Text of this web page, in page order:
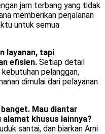
jam terbang yang tidak
memberikan perjalanan
untuk semua
layanan, tapi
efisien. Setiap detail
pelanggan,
dimulai dari pelayanan
Mau diantar
khusus lainnya?
santai, dan biarkan Arni